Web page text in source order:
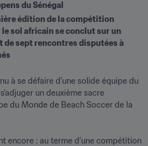
du Sénégal
édition de la compétition
sol africain se conclut sur un
de sept rencontres disputées à
à se défaire d’une solide équipe du
un deuxième sacre
du Monde de Beach Soccer de la
encore : au terme d’une compétition